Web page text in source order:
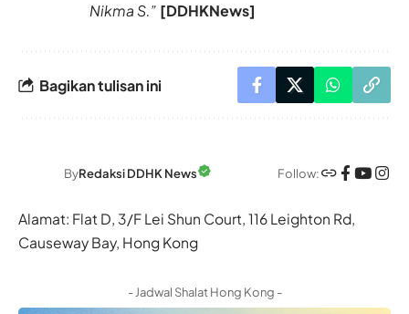
Nikma S.” [DDHKNews]
Bagikan tulisan ini
ByRedaksi DDHK News Follow:
Alamat: Flat D, 3/F Lei Shun Court, 116 Leighton Rd,
Causeway Bay, Hong Kong
- Jadwal Shalat Hong Kong -